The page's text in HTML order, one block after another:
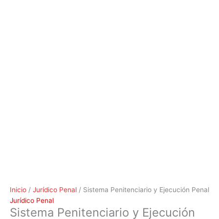
Inicio / Jurídico Penal / Sistema Penitenciario y Ejecución Penal
Jurídico Penal
Sistema Penitenciario y Ejecución